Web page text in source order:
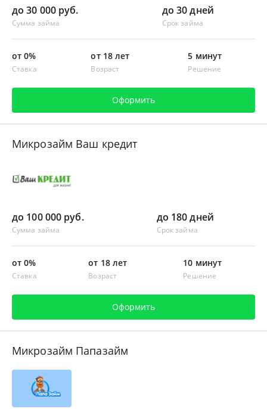
до 30 000 руб.
Сумма займа
до 30 дней
Срок займа
от 0%
Ставка
от 18 лет
Возраст
5 минут
Решение
Оформить
Микрозайм Ваш кредит
до 100 000 руб.
Сумма займа
до 180 дней
Срок займа
от 0%
Ставка
от 18 лет
Возраст
10 минут
Решение
Оформить
Микрозайм Папазайм